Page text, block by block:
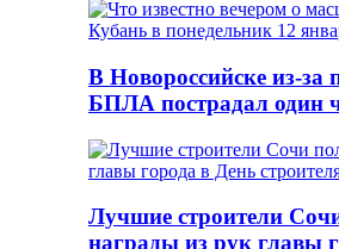
В Новороссийске из-за
БПЛА пострадал один
Лучшие строители
награды из рук главы